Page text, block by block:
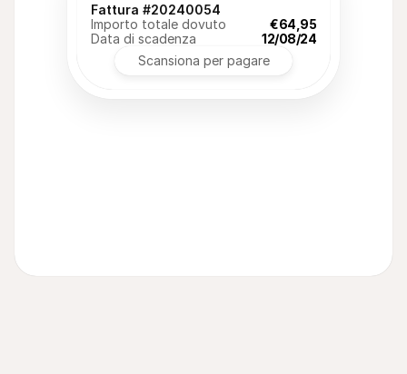
Fattura #20240054
Importo totale dovuto
€64,95
Data di scadenza
12/08/24
Scansiona per pagare